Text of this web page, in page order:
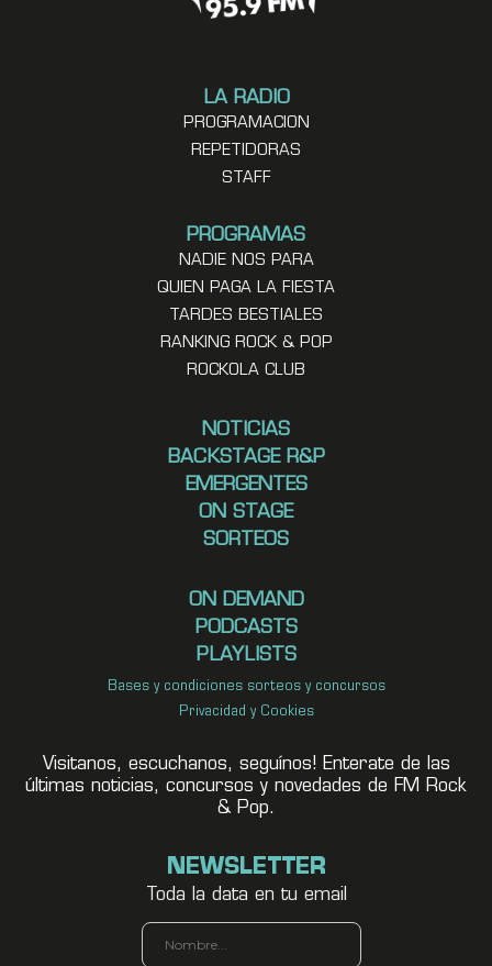
LA RADIO
PROGRAMACION
REPETIDORAS
STAFF
PROGRAMAS
NADIE NOS PARA
QUIEN PAGA LA FIESTA
TARDES BESTIALES
RANKING ROCK & POP
ROCKOLA CLUB
NOTICIAS
BACKSTAGE R&P
EMERGENTES
ON STAGE
SORTEOS
ON DEMAND
PODCASTS
PLAYLISTS
Bases y condiciones sorteos y concursos
Privacidad y Cookies
Visitanos, escuchanos, seguínos! Enterate de las
últimas noticias, concursos y novedades de FM Rock
& Pop.
NEWSLETTER
Toda la data en tu email